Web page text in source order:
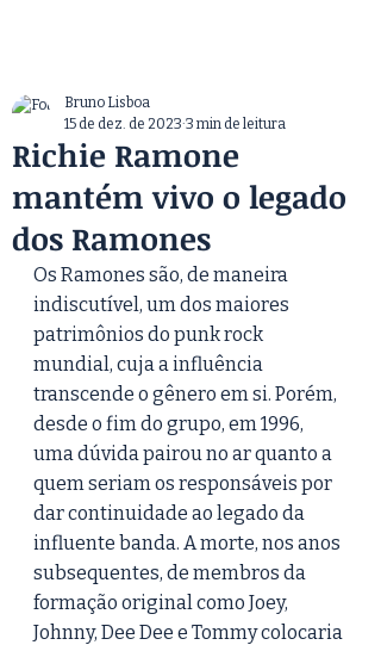
Richie Ramone
mantém vivo o legado
dos Ramones
Bruno Lisboa
15 de dez. de 2023 3 min de leitura
Os Ramones são, de maneira
indiscutível, um dos maiores
patrimônios do punk rock
mundial, cuja a influência
transcende o gênero em si. Porém,
desde o fim do grupo, em 1996,
uma dúvida pairou no ar quanto a
quem seriam os responsáveis por
dar continuidade ao legado da
influente banda. A morte, nos anos
subsequentes, de membros da
formação original como Joey,
Johnny, Dee Dee e Tommy colocaria